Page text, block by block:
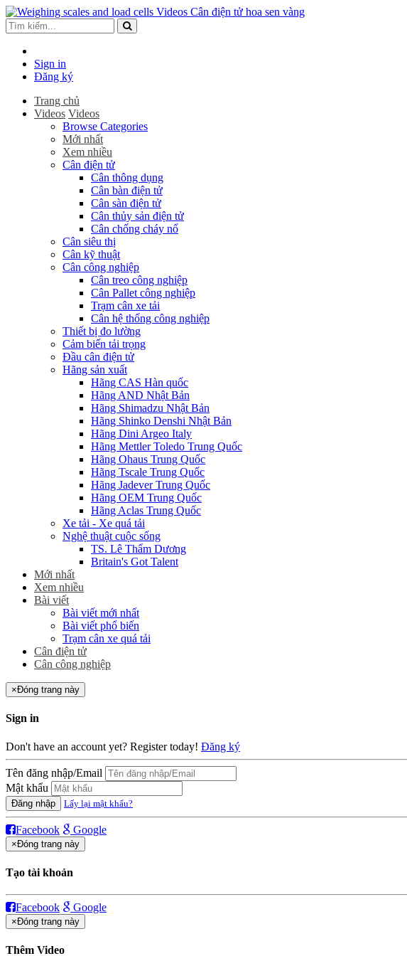
Sign in
Đăng ký
Trang chủ
Videos Videos
Browse Categories
Mới nhất
Xem nhiều
Cân điện tử
Cân thông dụng
Cân bàn điện tử
Cân sàn điện tử
Cân thủy sản điện tử
Cân chống cháy nổ
Cân siêu thị
Cân kỹ thuật
Cân công nghiệp
Cân treo công nghiệp
Cân Pallet công nghiệp
Trạm cân xe tải
Cân hệ thống công nghiệp
Thiết bị đo lường
Cảm biến tải trọng
Đầu cân điện tử
Hãng sản xuất
Hãng CAS Hàn quốc
Hãng AND Nhật Bản
Hãng Shimadzu Nhật Bản
Hãng Shinko Denshi Nhật Bản
Hãng Dini Argeo Italy
Hãng Mettler Toledo Trung Quốc
Hãng Ohaus Trung Quốc
Hãng Tscale Trung Quốc
Hãng Jadever Trung Quốc
Hãng OEM Trung Quốc
Hãng Aclas Trung Quốc
Xe tải - Xe quá tải
Nghệ thuật cuộc sống
TS. Lê Thẩm Dương
Britain's Got Talent
Mới nhất
Xem nhiều
Bài viết
Bài viết mới nhất
Bài viết phổ biến
Trạm cân xe quá tải
Cân điện tử
Cân công nghiệp
×Đóng trang này
Sign in
Don't have an account yet? Register today! Đăng ký
Tên đăng nhập/Email
Mật khẩu
Đăng nhập Lấy lại mật khẩu?
Facebook Google
×Đóng trang này
Tạo tài khoản
Facebook Google
×Đóng trang này
Thêm Video